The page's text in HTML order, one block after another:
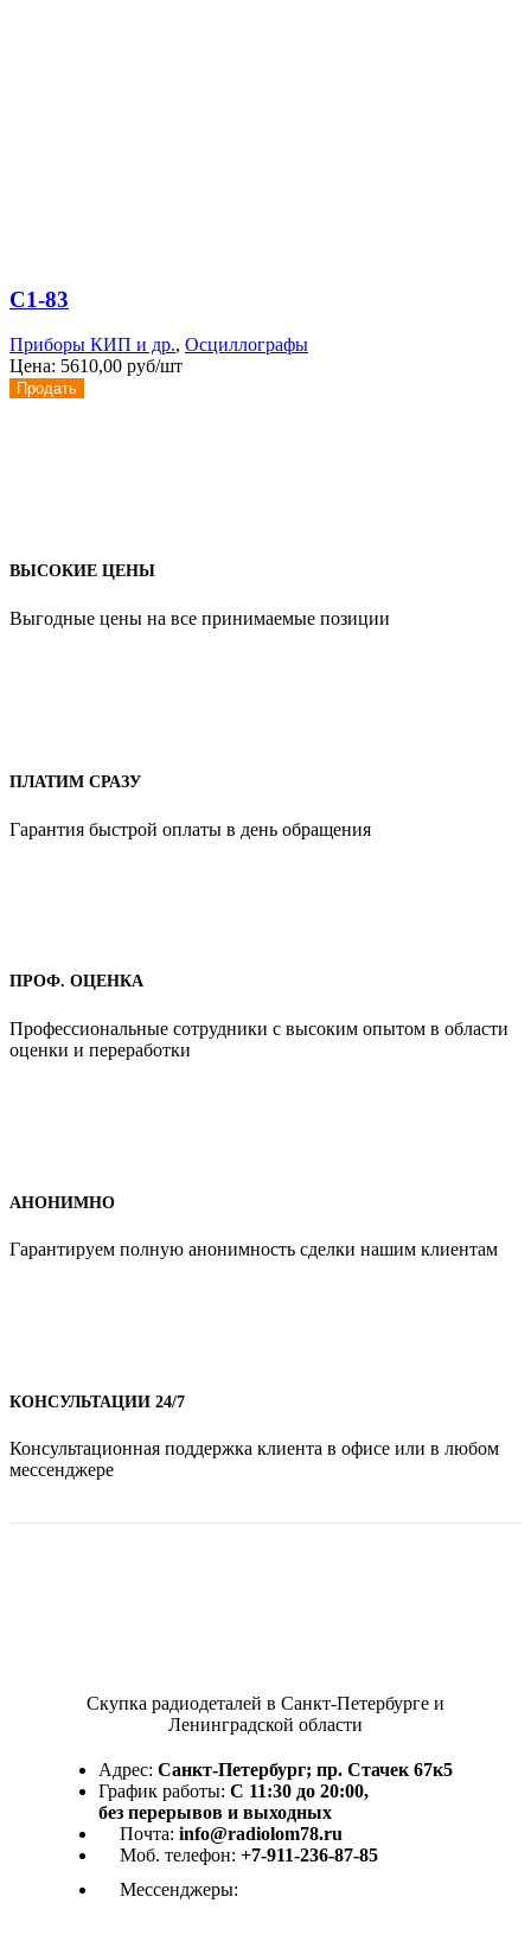
С1-83
Приборы КИП и др., Осциллографы
Цена: 5610,00 руб/шт
Продать
ВЫСОКИЕ ЦЕНЫ
Выгодные цены на все принимаемые позиции
ПЛАТИМ СРАЗУ
Гарантия быстрой оплаты в день обращения
ПРОФ. ОЦЕНКА
Профессиональные сотрудники с высоким опытом в области
оценки и переработки
АНОНИМНО
Гарантируем полную анонимность сделки нашим клиентам
КОНСУЛЬТАЦИИ 24/7
Консультационная поддержка клиента в офисе или в любом
мессенджере
Скупка радиодеталей в Санкт-Петербурге и
Ленинградской области
Адрес: Санкт-Петербург; пр. Стачек 67к5
График работы: С 11:30 до 20:00,
без перерывов и выходных
Почта: info@radiolom78.ru
Моб. телефон: +7-911-236-87-85
Мессенджеры: